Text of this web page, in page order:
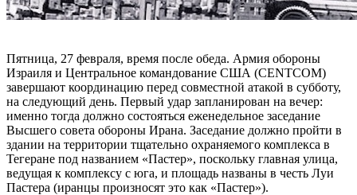
Пятница, 27 февраля, время после обеда. Армия обороны
Израиля и Центральное командование США (CENTCOM)
завершают координацию перед совместной атакой в ​​субботу,
на следующий день. Первый удар запланирован на вечер:
именно тогда должно состояться еженедельное заседание
Высшего совета обороны Ирана. Заседание должно пройти в
здании на территории тщательно охраняемого комплекса в
Тегеране под названием «Пастер», поскольку главная улица,
ведущая к комплексу с юга, и площадь названы в честь Луи
Пастера (иранцы произносят это как «Пастер»).